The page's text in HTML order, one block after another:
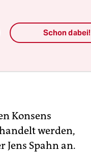
Konsens
werden,
Spahn an.
Schon dabei!